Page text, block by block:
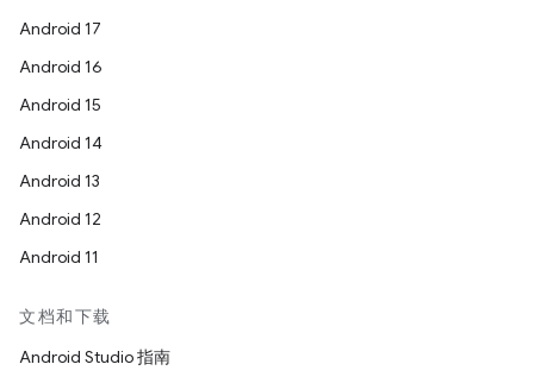
Android 17
Android 16
Android 15
Android 14
Android 13
Android 12
Android 11
文档和下载
Android Studio 指南